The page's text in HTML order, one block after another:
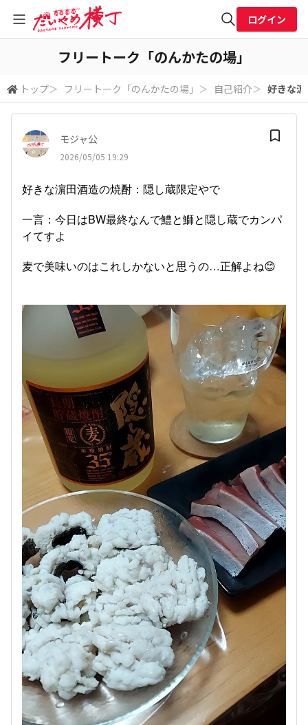
全体検索
検索
ログイン
フリートーク「のんかたの場」
トップ＞ フリートーク「のんかたの場」 ＞ 自己紹介＞ 好きな
モジャ公
2026/05/05 19:29
好きな濵田酒造の焼酎：隠し蔵限定やで
一言：今日はBW最終なんで鱧と鰤と隠し蔵でカンパ
イてすよ
麦で美味いのはこれしかないと思うの…正解よね😊